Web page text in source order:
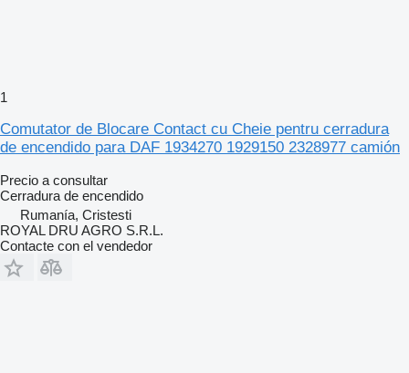
1
Comutator de Blocare Contact cu Cheie pentru cerradura
de encendido para DAF 1934270 1929150 2328977 camión
Precio a consultar
Cerradura de encendido
Rumanía, Cristesti
ROYAL DRU AGRO S.R.L.
Contacte con el vendedor